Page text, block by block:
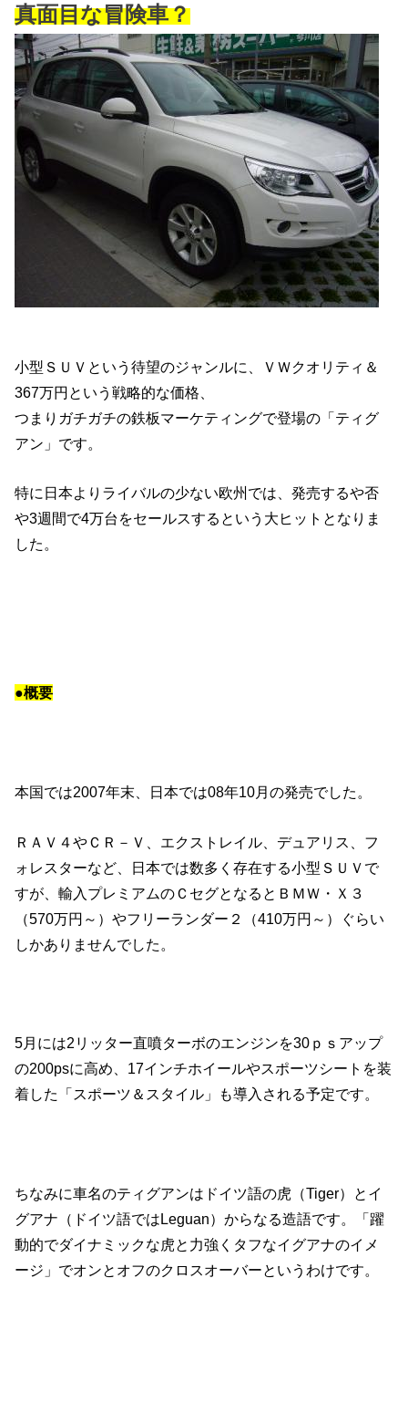
真面目な冒険車？
小型ＳＵＶという待望のジャンルに、ＶＷクオリティ＆
367万円という戦略的な価格、
つまりガチガチの鉄板マーケティングで登場の「ティグ
アン」です。
特に日本よりライバルの少ない欧州では、発売するや否
や3週間で4万台をセールスするという大ヒットとなりま
した。
●概要
本国では2007年末、日本では08年10月の発売でした。
ＲＡＶ４やＣＲ－Ｖ、エクストレイル、デュアリス、フ
ォレスターなど、日本では数多く存在する小型ＳＵＶで
すが、輸入プレミアムのＣセグとなるとＢＭＷ・Ｘ３
（570万円～）やフリーランダー２（410万円～）ぐらい
しかありませんでした。
5月には2リッター直噴ターボのエンジンを30ｐｓアップ
の200psに高め、17インチホイールやスポーツシートを装
着した「スポーツ＆スタイル」も導入される予定です。
ちなみに車名のティグアンはドイツ語の虎（Tiger）とイ
グアナ（ドイツ語ではLeguan）からなる造語です。「躍
動的でダイナミックな虎と力強くタフなイグアナのイメ
ージ」でオンとオフのクロスオーバーというわけです。